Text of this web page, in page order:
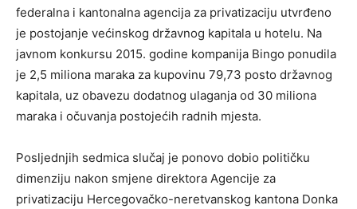
federalna i kantonalna agencija za privatizaciju utvrđeno
je postojanje većinskog državnog kapitala u hotelu. Na
javnom konkursu 2015. godine kompanija Bingo ponudila
je 2,5 miliona maraka za kupovinu 79,73 posto državnog
kapitala, uz obavezu dodatnog ulaganja od 30 miliona
maraka i očuvanja postojećih radnih mjesta.
Posljednjih sedmica slučaj je ponovo dobio političku
dimenziju nakon smjene direktora Agencije za
privatizaciju Hercegovačko-neretvanskog kantona Donka